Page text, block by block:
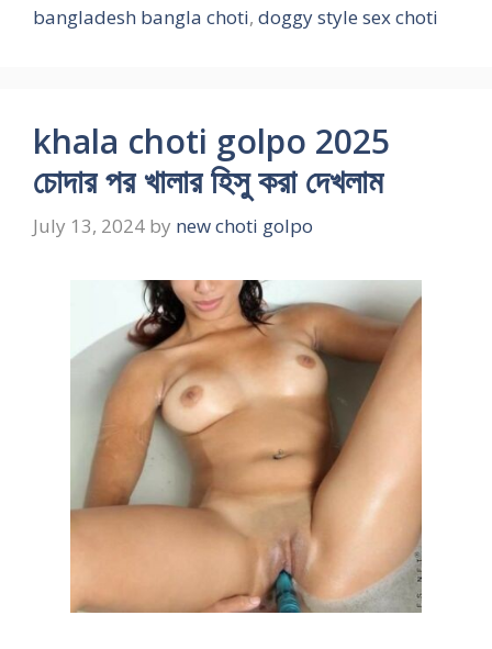
bangladesh bangla choti, doggy style sex choti
khala choti golpo 2025
চোদার পর খালার হিসু করা দেখলাম
July 13, 2024 by new choti golpo